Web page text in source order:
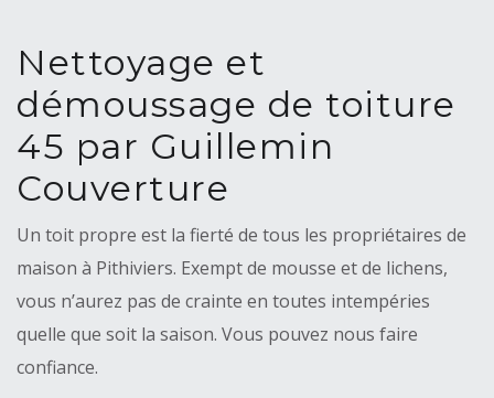
Nettoyage et
démoussage de toiture
45 par Guillemin
Couverture
Un toit propre est la fierté de tous les propriétaires de
maison à Pithiviers. Exempt de mousse et de lichens,
vous n’aurez pas de crainte en toutes intempéries
quelle que soit la saison. Vous pouvez nous faire
confiance.